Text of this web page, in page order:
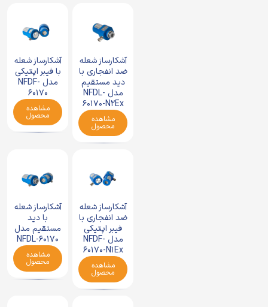
آشکارساز شعله
ضد انفجاری با
دید مستقیم
مدل NFDL-
60170-N2Ex
مشاهده
محصول
آشکارساز شعله
با فیبر اپتیکی
مدل NFDF-
60170
مشاهده
محصول
آشکارساز شعله
ضد انفجاری با
فیبر اپتیکی
مدل NFDF-
60170-N1Ex
مشاهده
محصول
آشکارساز شعله
با دید
مستقیم مدل
NFDL-60170
مشاهده
محصول